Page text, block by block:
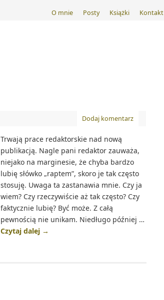
O mnie Posty Książki Kontakt
Dodaj komentarz
Trwają prace redaktorskie nad nową
publikacją. Nagle pani redaktor zauważa,
niejako na marginesie, że chyba bardzo
lubię słówko „raptem”, skoro je tak często
stosuję. Uwaga ta zastanawia mnie. Czy ja
wiem? Czy rzeczywiście aż tak często? Czy
faktycznie lubię? Być może. Z całą
pewnością nie unikam. Niedługo później …
Czytaj dalej →